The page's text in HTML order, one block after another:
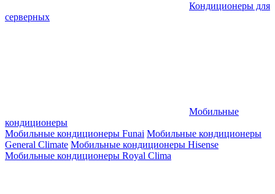
Кондиционеры для
серверных
Мобильные
кондиционеры
Мобильные кондиционеры Funai Мобильные кондиционеры
General Climate Мобильные кондиционеры Hisense
Мобильные кондиционеры Royal Clima